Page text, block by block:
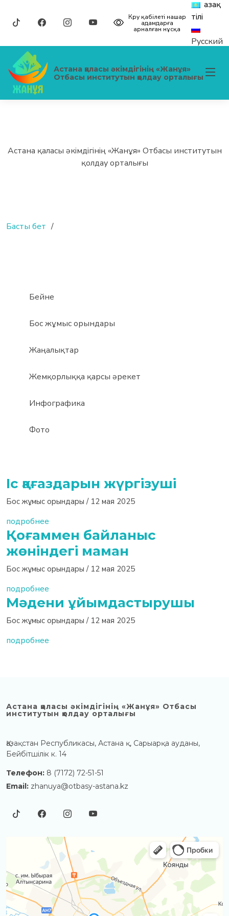
Көру қабілеті нашар
адамдарға
арналған нұсқа
Қазақ
тілі
Русский
Астана қаласы әкімдігінің «Жанұя»
Отбасы институтын қолдау орталығы
Астана қаласы әкімдігінің «Жанұя» Отбасы институтын
қолдау орталығы
Басты бет
Бейне
Бос жұмыс орындары
Жаңалықтар
Жемқорлыққа қарсы әрекет
Инфографика
Фото
Іс қағаздарын жүргізуші
Бос жұмыс орындары / 12 мая 2025
подробнее
Қоғаммен байланыс
жөніндегі маман
Бос жұмыс орындары / 12 мая 2025
подробнее
Мәдени ұйымдастырушы
Бос жұмыс орындары / 12 мая 2025
подробнее
Астана қаласы әкімдігінің «Жанұя» Отбасы
институтын қолдау орталығы
Қазақстан Республикасы, Астана қ, Сарыарқа ауданы,
Бейбітшілік к. 14
Телефон: 8 (7172) 72-51-51
Email: zhanuya@otbasy-astana.kz